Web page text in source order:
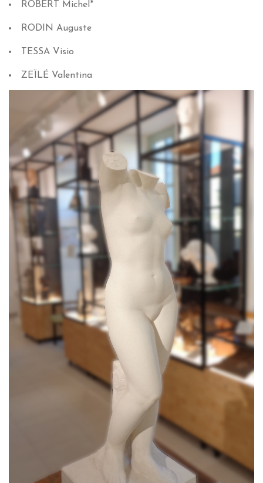
ROBERT Michel*
RODIN Auguste
TESSA Visio
ZEÏLÉ Valentina